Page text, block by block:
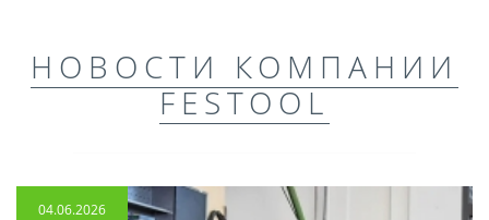
НОВОСТИ КОМПАНИИ
FESTOOL
04.06.2026